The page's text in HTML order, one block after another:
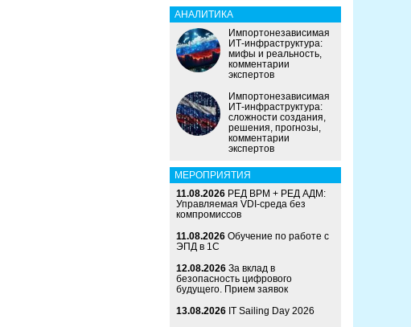
АНАЛИТИКА
Импортонезависимая
ИТ-инфраструктура:
мифы и реальность,
комментарии
экспертов
Импортонезависимая
ИТ-инфраструктура:
сложности создания,
решения, прогнозы,
комментарии
экспертов
МЕРОПРИЯТИЯ
11.08.2026 РЕД ВРМ + РЕД АДМ:
Управляемая VDI-среда без
компромиссов
11.08.2026 Обучение по работе с
ЭПД в 1С
12.08.2026 За вклад в
безопасность цифрового
будущего. Прием заявок
13.08.2026 IT Sailing Day 2026